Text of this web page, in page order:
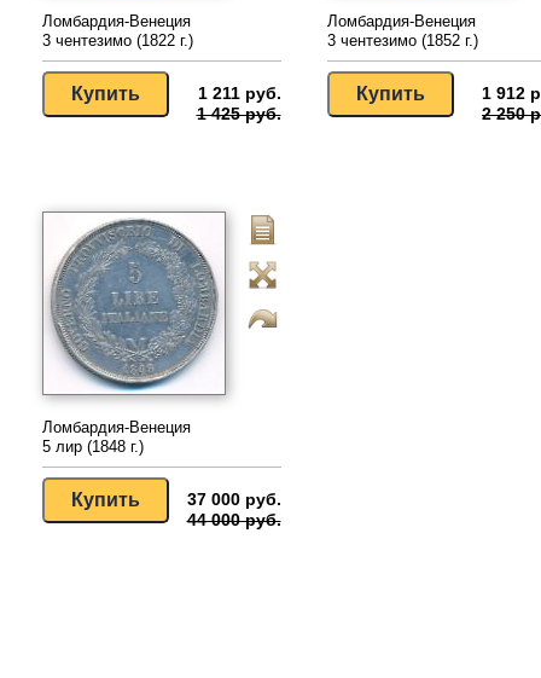
Ломбардия-Венеция
3 чентезимо (1822 г.)
1 211 руб.
1 425 руб.
Ломбардия-Венеция
3 чентезимо (1852 г.)
1 912
2 250
Ломбардия-Венеция
5 лир (1848 г.)
37 000 руб.
44 000 руб.